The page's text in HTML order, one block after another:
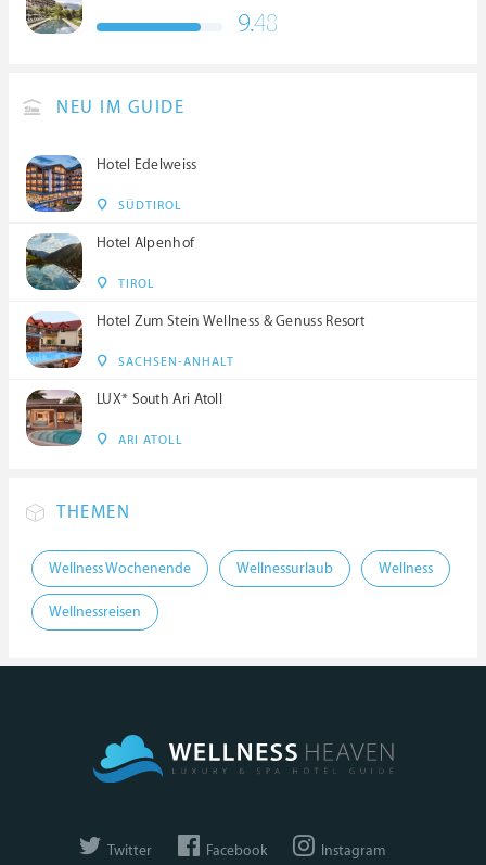
9.48
NEU IM GUIDE
Hotel Edelweiss
SÜDTIROL
Hotel Alpenhof
TIROL
Hotel Zum Stein Wellness & Genuss Resort
SACHSEN-ANHALT
LUX* South Ari Atoll
ARI ATOLL
THEMEN
Wellness Wochenende Wellnessurlaub Wellness
Wellnessreisen
Twitter Facebook Instagram